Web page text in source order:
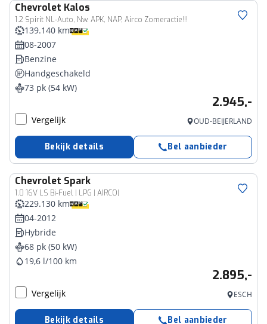
Chevrolet Kalos
1.2 Spirit NL-Auto, Nw. APK, NAP, Airco Zomeractie!!!
139.140 km
08-2007
Benzine
Handgeschakeld
73 pk (54 kW)
2.945,-
Vergelijk OUD-BEIJERLAND
Bekijk details Bel aanbieder
Chevrolet Spark
1.0 16V LS Bi-Fuel | LPG | AIRCO|
229.130 km
04-2012
Hybride
68 pk (50 kW)
19,6 l/100 km
2.895,-
Vergelijk ESCH
Bekijk details Bel aanbieder